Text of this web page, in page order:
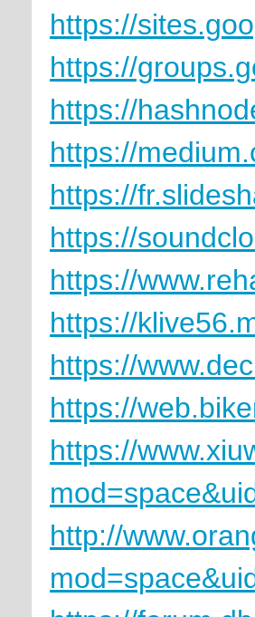
https://
https://
https://
https://
https://
https://
https://
https://
https://
https://
https://
http://